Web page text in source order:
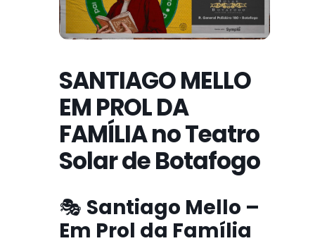
SANTIAGO MELLO
EM PROL DA
FAMÍLIA no Teatro
Solar de Botafogo
🎭 Santiago Mello –
Em Prol da Família